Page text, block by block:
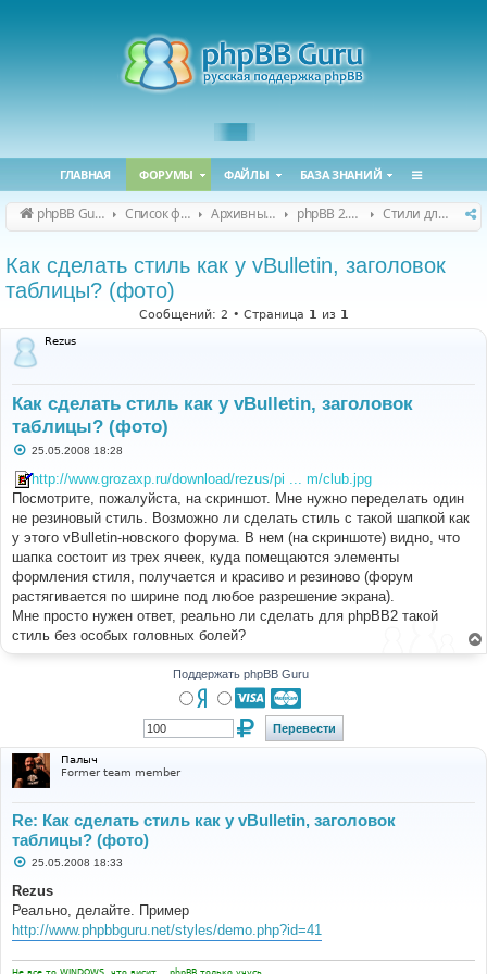
ГЛАВНАЯ ФОРУМЫ ФАЙЛЫ БАЗА ЗНАНИЙ
phpBB Guru Список форумов Архивные форумы phpBB 2.0.x (архив) Стили для phpBB 2.0.x
Как сделать стиль как у vBulletin, заголовок
таблицы? (фото)
Сообщений: 2 • Страница 1 из 1
Rezus
Как сделать стиль как у vBulletin, заголовок
таблицы? (фото)
С
о
б
щ
е
н
и
е
25.05.2008 18:28
http://www.grozaxp.ru/download/rezus/pi ... m/club.jpg
Посмотрите, пожалуйста, на скриншот. Мне нужно переделать один
не резиновый стиль. Возможно ли сделать стиль с такой шапкой как
у этого vBulletin-новского форума. В нем (на скриншоте) видно, что
шапка состоит из трех ячеек, куда помещаются элементы
формления стиля, получается и красиво и резиново (форум
растягивается по ширине под любое разрешение экрана).
Мне просто нужен ответ, реально ли сделать для phpBB2 такой
стиль без особых головных болей?
Поддержать phpBB Guru
Палыч
Former team member
Re: Как сделать стиль как у vBulletin, заголовок
таблицы? (фото)
С
о
б
щ
е
н
е
25.05.2008 18:33
Rezus
Реально, делайте. Пример
http://www.phpbbguru.net/styles/demo.php?id=41